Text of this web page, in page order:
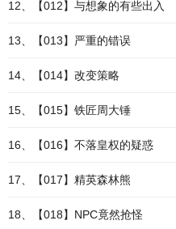
12、【012】与想象的有些出入
13、【013】严重的错误
14、【014】改变策略
15、【015】铁匠周大锤
16、【016】不落皇权的疑惑
17、【017】精英森林熊
18、【018】NPC竟然抢怪